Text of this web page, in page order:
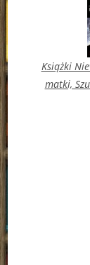
Książki
matki,